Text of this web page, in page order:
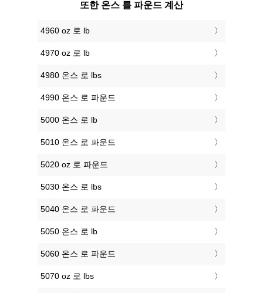
또한 온스 를 파운드 계산
4960 oz 로 lb
4970 oz 로 lb
4980 온스 로 lbs
4990 온스 로 파운드
5000 온스 로 lb
5010 온스 로 파운드
5020 oz 로 파운드
5030 온스 로 lbs
5040 온스 로 파운드
5050 온스 로 lb
5060 온스 로 파운드
5070 oz 로 lbs